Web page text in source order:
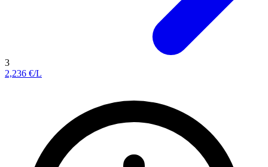
3
2,236 €/L